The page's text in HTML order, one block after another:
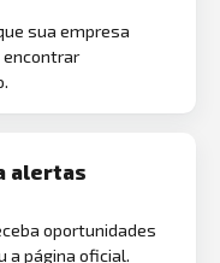
sua empresa
encontrar
alertas
oportunidades
a página oficial.